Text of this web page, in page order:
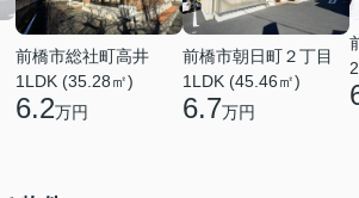
前橋市総社町高井
1LDK (35.28㎡)
6.2万円
前橋市朝日町２丁目
1LDK (45.46㎡)
6.7万円